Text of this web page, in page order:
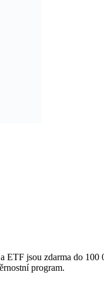
jsou zdarma do
program.